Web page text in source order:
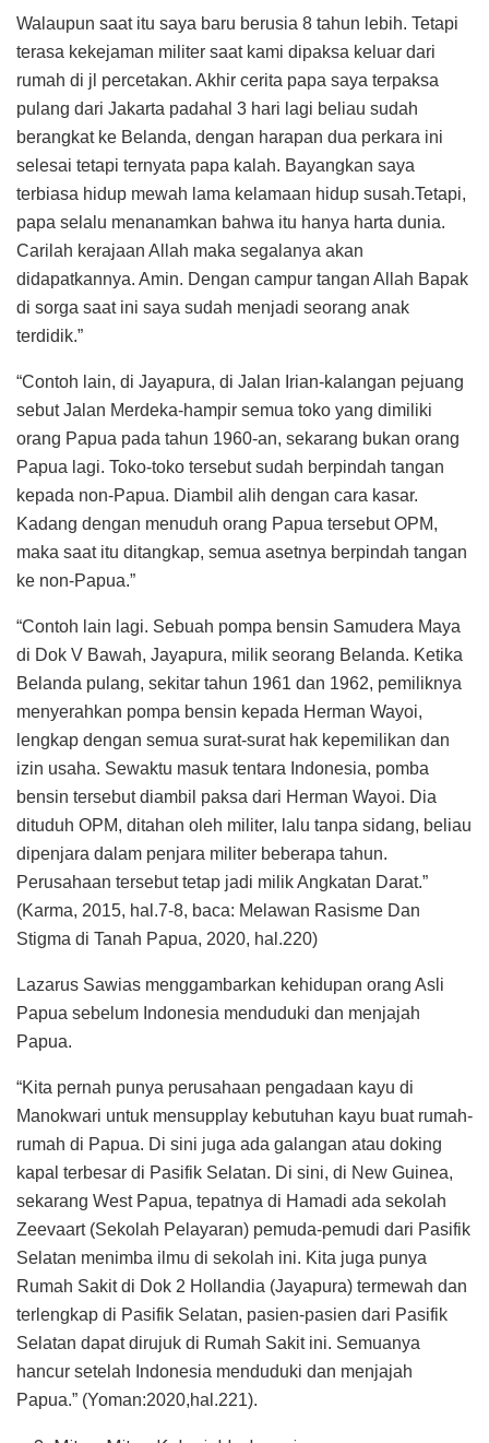
Walaupun saat itu saya baru berusia 8 tahun lebih. Tetapi
terasa kekejaman militer saat kami dipaksa keluar dari
rumah di jl percetakan. Akhir cerita papa saya terpaksa
pulang dari Jakarta padahal 3 hari lagi beliau sudah
berangkat ke Belanda, dengan harapan dua perkara ini
selesai tetapi ternyata papa kalah. Bayangkan saya
terbiasa hidup mewah lama kelamaan hidup susah.Tetapi,
papa selalu menanamkan bahwa itu hanya harta dunia.
Carilah kerajaan Allah maka segalanya akan
didapatkannya. Amin. Dengan campur tangan Allah Bapak
di sorga saat ini saya sudah menjadi seorang anak
terdidik.”
“Contoh lain, di Jayapura, di Jalan Irian-kalangan pejuang
sebut Jalan Merdeka-hampir semua toko yang dimiliki
orang Papua pada tahun 1960-an, sekarang bukan orang
Papua lagi. Toko-toko tersebut sudah berpindah tangan
kepada non-Papua. Diambil alih dengan cara kasar.
Kadang dengan menuduh orang Papua tersebut OPM,
maka saat itu ditangkap, semua asetnya berpindah tangan
ke non-Papua.”
“Contoh lain lagi. Sebuah pompa bensin Samudera Maya
di Dok V Bawah, Jayapura, milik seorang Belanda. Ketika
Belanda pulang, sekitar tahun 1961 dan 1962, pemiliknya
menyerahkan pompa bensin kepada Herman Wayoi,
lengkap dengan semua surat-surat hak kepemilikan dan
izin usaha. Sewaktu masuk tentara Indonesia, pomba
bensin tersebut diambil paksa dari Herman Wayoi. Dia
dituduh OPM, ditahan oleh militer, lalu tanpa sidang, beliau
dipenjara dalam penjara militer beberapa tahun.
Perusahaan tersebut tetap jadi milik Angkatan Darat.”
(Karma, 2015, hal.7-8, baca: Melawan Rasisme Dan
Stigma di Tanah Papua, 2020, hal.220)
Lazarus Sawias menggambarkan kehidupan orang Asli
Papua sebelum Indonesia menduduki dan menjajah
Papua.
“Kita pernah punya perusahaan pengadaan kayu di
Manokwari untuk mensupplay kebutuhan kayu buat rumah-
rumah di Papua. Di sini juga ada galangan atau doking
kapal terbesar di Pasifik Selatan. Di sini, di New Guinea,
sekarang West Papua, tepatnya di Hamadi ada sekolah
Zeevaart (Sekolah Pelayaran) pemuda-pemudi dari Pasifik
Selatan menimba ilmu di sekolah ini. Kita juga punya
Rumah Sakit di Dok 2 Hollandia (Jayapura) termewah dan
terlengkap di Pasifik Selatan, pasien-pasien dari Pasifik
Selatan dapat dirujuk di Rumah Sakit ini. Semuanya
hancur setelah Indonesia menduduki dan menjajah
Papua.” (Yoman:2020,hal.221).